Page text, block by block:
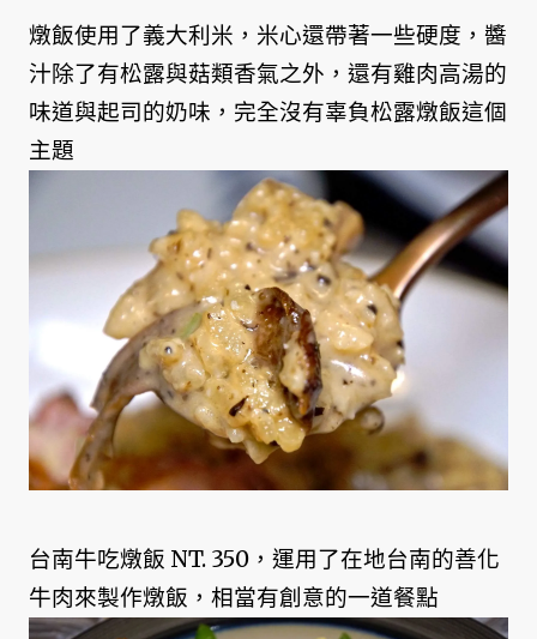
燉飯使用了義大利米，米心還帶著一些硬度，醬
汁除了有松露與菇類香氣之外，還有雞肉高湯的
味道與起司的奶味，完全沒有辜負松露燉飯這個
主題
台南牛吃燉飯 NT. 350，運用了在地台南的善化
牛肉來製作燉飯，相當有創意的一道餐點